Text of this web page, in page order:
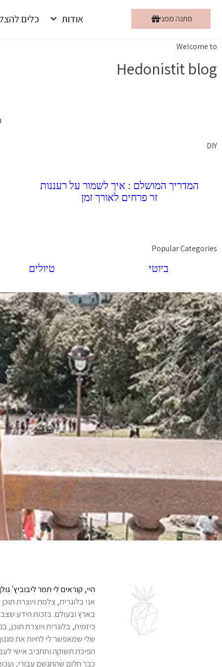
מתנה ממני אודות כלים
Welcome to
Hedonistit blog
DIY
המדריך המושלם : איך לשמור על רעננות
זר פרחים לאורך זמן
Popular Categories
ביוטי טיולים
היי, קוראים לי תמר ליבוביץ'
אני בלוגרית, צלמת ויוצרת
בארץ ובעולם. בזכות הידע
כיזמית, בלוגרית ויוצרת
שלי שמאפשר לי לחיות את
הפיכת תשוקה ותחביב אישי
כבר חלום שהתגשם עבורי,